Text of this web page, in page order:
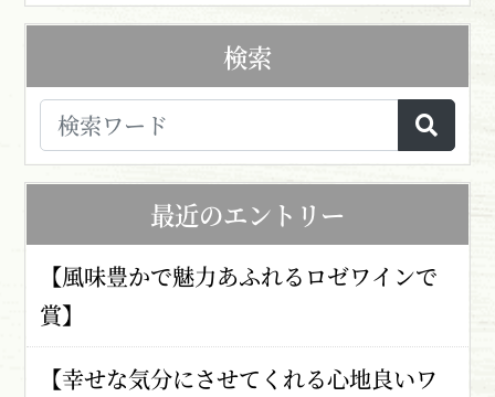
検索
最近のエントリー
【風味豊かで魅力あふれるロゼワインで
賞】
【幸せな気分にさせてくれる心地良いワ